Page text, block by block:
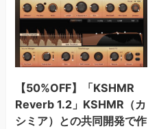
【50%OFF】「KSHMR
Reverb 1.2」KSHMR（カ
シミア）との共同開発で作